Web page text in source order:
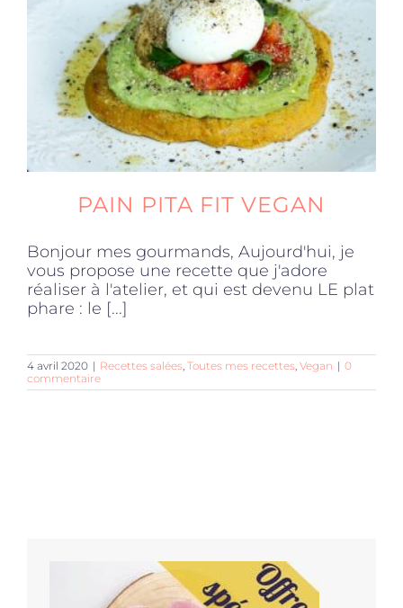
PAIN PITA FIT VEGAN
Bonjour mes gourmands, Aujourd'hui, je
vous propose une recette que j'adore
réaliser à l'atelier, et qui est devenu LE plat
phare : le [...]
4 avril 2020 | Recettes salées Toutes mes recettes Vegan | 0
commentaire